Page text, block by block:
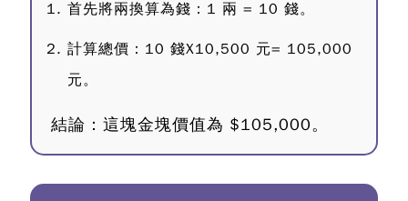
首先將兩換算為錢：1 兩 = 10 錢。
計算總價：10 錢X10,500 元= 105,000
元。
結論：這塊金塊價值為 $105,000。